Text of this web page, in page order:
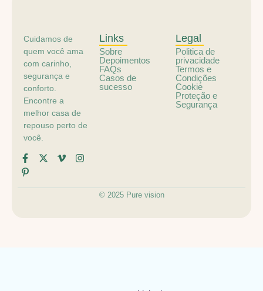
Cuidamos de
quem você ama
com carinho,
segurança e
conforto.
Encontre a
melhor casa de
repouso perto de
você.
Links
Sobre
Depoimentos
FAQs
Casos de
sucesso
Legal
Politica de
privacidade
Termos e
Condições
Cookie
Proteção e
Segurança
© 2025 Pure vision